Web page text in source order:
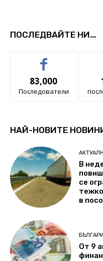
ПОСЛЕДВАЙТЕ НИ...
83,000
Последователи
НАЙ-НОВИТЕ
В
се
в
От 9